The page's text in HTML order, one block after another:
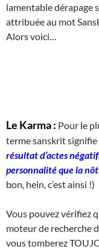
lamentable dérapage
attribuée au mot
Alors voici…
Le Karma : Pour le
terme sanskrit signifie
résultat d’actes
personnalité que la
bon, hein, c’est ainsi !)
Vous pouvez vérifiez
moteur de recherche
vous tomberez